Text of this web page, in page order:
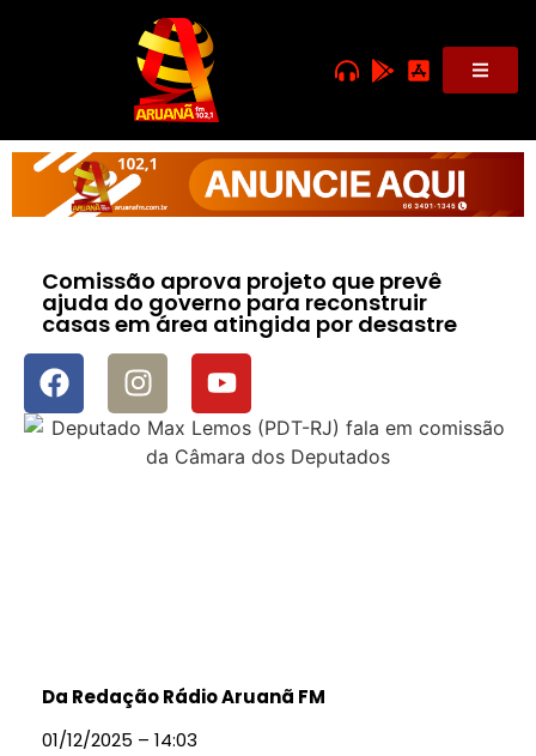
Comissão aprova projeto que prevê
ajuda do governo para reconstruir
casas em área atingida por desastre
Da Redação Rádio Aruanã FM
01/12/2025 – 14:03